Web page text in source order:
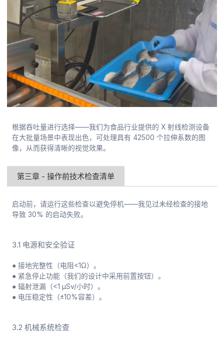
根据吞吐量进行选择——我们为食品行业提供的 X 射线检测设备
在大批量场景中表现出色，可处理具有 42500 个拉伸系数的图
像，从而获得清晰的视觉效果。
第三章 - 操作前技术检查清单
启动前，请运行这些检查以避免停机——我见过未经检查的接地
导致 30% 的启动失败。
3.1 电源和安全验证
● 接地完整性（电阻<1Ω）。
● 紧急停止功能（我们的设计中采用前置按钮）。
● 辐射泄漏（<1 μSv/小时）。
● 电压稳定性（±10%容差）。
3.2 机械系统检查